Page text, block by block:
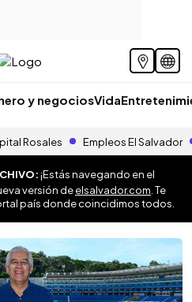
y negociosVida
Rosales Empleos El Salvador
¡Estás navegando en el
versión deelsalvador.com . Te
país donde coincidimos todos.